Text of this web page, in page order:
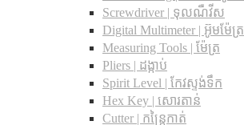
Screwdriver | ទុលណឺវីស
Digital Multimeter | អ៊ូមម៉ែត្រ
Measuring Tools | ម៉ែត្រ
Pliers | ដង្កាប់
Spirit Level | កែវស្ទង់ទឹក
Hex Key | សោរតាន់
Cutter | កន្រ្តៃកាត់